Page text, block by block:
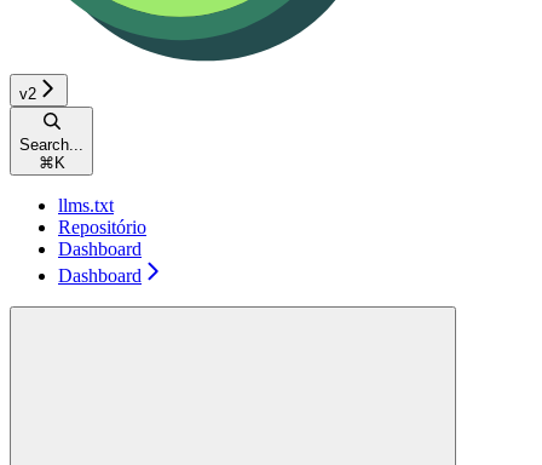
v2
Search...
⌘ K
llms.txt
Repositório
Dashboard
Dashboard